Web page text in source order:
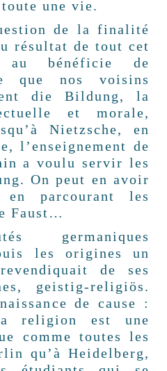
une vie.
de la finalité
résultat de tout cet
au bénéficie de
que nos voisins
die Bildung, la
et morale,
Nietzsche, en
l’enseignement de
a voulu servir les
On peut en avoir
parcourant les
Faust…
germaniques
les origines un
de ses
geistig-religiös.
de cause :
religion est une
comme toutes les
qu’à Heidelberg,